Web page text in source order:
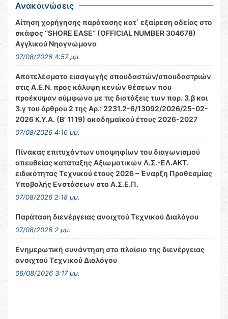
Ανακοινώσεις
Αίτηση χορήγησης παράτασης κατ΄ εξαίρεση αδείας στο
σκάφος ‘’SHORE EASE’’ (OFFICIAL NUMBER 304678)
Αγγλικού Νηογνώμονα
07/08/2026 4:57 μμ.
Αποτελέσματα εισαγωγής σπουδαστών/σπουδαστριών
στις Α.Ε.Ν. προς κάλυψη κενών θέσεων που
προέκυψαν σύμφωνα με τις διατάξεις των παρ. 3.β και
3.γ του άρθρου 2 της Αρ.: 2231.2-6/13092/2026/25-02-
2026 Κ.Υ.Α. (Β’ 1119) ακαδημαϊκού έτους 2026-2027
07/08/2026 4:16 μμ.
Πίνακας επιτυχόντων υποψηφίων του διαγωνισμού
απευθείας κατάταξης Αξιωματικών Λ.Σ.-ΕΛ.ΑΚΤ.
ειδικότητας Τεχνικού έτους 2026 – Έναρξη Προθεσμίας
Υποβολής Ενστάσεων στο Α.Σ.Ε.Π.
07/08/2026 2:18 μμ.
Παράταση διενέργειας ανοιχτού Τεχνικού Διαλόγου
07/08/2026 2 μμ.
Ενημερωτική συνάντηση στο πλαίσιο της διενέργειας
ανοιχτού Τεχνικού Διαλόγου
06/08/2026 3:17 μμ.